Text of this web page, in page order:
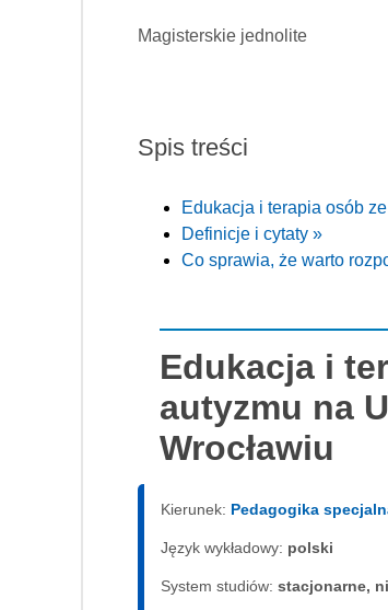
Magisterskie jednolite
Spis treści
Edukacja i terapia osób
Definicje i cytaty »
Co sprawia, że warto
Edukacja i
autyzmu na
Wrocławiu
Kierunek: Pedagogika
Język wykładowy: polski
System studiów: sta­cjo­nar­ne,